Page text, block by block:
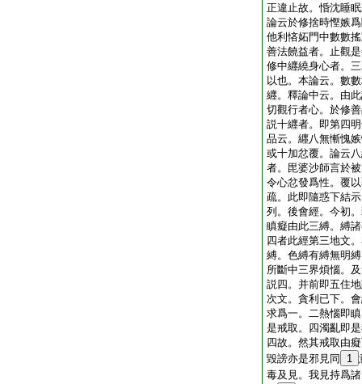
正違止故。惛沈睡
論云於修捨時慳嫉
他利悋妬門中數數
善法饒益者。止觀
修中纒繞身心者。
以也。本論云。數
纒。釋論中云。由
切觀行者心。於修
説十纒者。即第四
品云。纒八無慚愧
或十加忿覆。論云
者。毘婆沙師言於
令心忿發爲性。覆
疏。此即隨惑下結
列。後會經。今初
瞋癡由此三縛。縛
四者此經第三地文
縛。色縛有縛無明
所斷中三界煩惱。
説四。并前即五住
次文。貪利已下。
求爲一。二熱惱即
是戒取。四濁亂即
四故。然其戒取由
毀謗亦是邪見同
1
毒及見。我見持爲